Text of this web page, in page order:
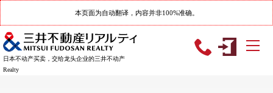
本页面为自动翻译，内容并非100%准确。
日本不动产买卖，交给龙头企业的三井不动产
Realty